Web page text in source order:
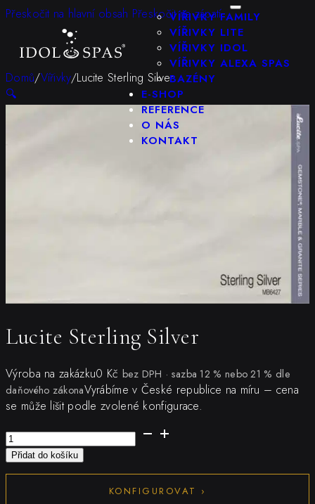
Přeskočit na hlavní obsah Přeskočit na zápatí
VÍŘIVKY FAMILY
VÍŘIVKY LITE
VÍŘIVKY IDOL
VÍŘIVKY ALEXA SPAS
BAZÉNY
E-SHOP
REFERENCE
O NÁS
KONTAKT
Domů/Vířivky/Lucite Sterling Silver
🔍
Lucite Sterling Silver
Výroba na zakázku0 Kč bez DPH · sazba 12 % nebo 21 % dle
daňového zákonaVyrábíme v České republice na míru – cena
se může lišit podle zvolené konfigurace.
Lucite
Sterling
Silver
Přidat do košíku
KONFIGUROVAT ›